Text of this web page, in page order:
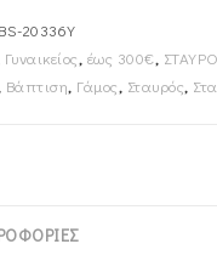
20336Y
Γυναικείος, έως 300€,
Βάπτιση, Γάμος, Σταυρός,